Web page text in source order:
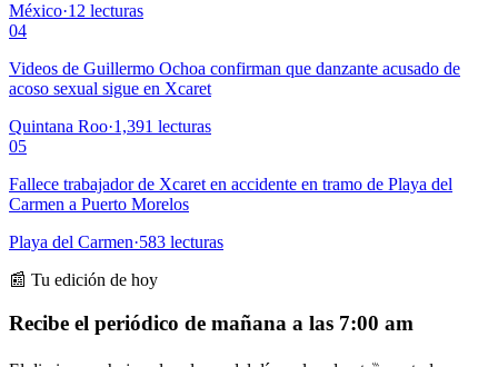
México·12 lecturas
04
Videos de Guillermo Ochoa confirman que danzante acusado de
acoso sexual sigue en Xcaret
Quintana Roo·1,391 lecturas
05
Fallece trabajador de Xcaret en accidente en tramo de Playa del
Carmen a Puerto Morelos
Playa del Carmen·583 lecturas
📰 Tu edición de hoy
Recibe el periódico de mañana a las 7:00 am